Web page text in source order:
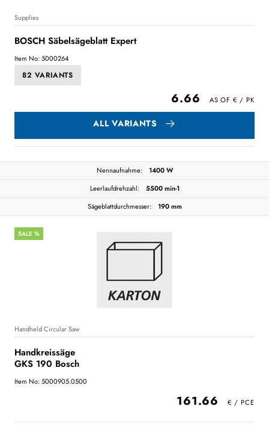
Supplies
BOSCH Säbelsägeblatt Expert
Item No: 5000264
82 VARIANTS
6.66
ALL VARIANTS
Nennaufnahme:
1400 W
Leerlaufdrehzahl:
5500 min-1
Sägeblattdurchmesser:
190 mm
SALE %
Handheld Circular Saw
Handkreissäge
GKS 190 Bosch
Item No: 5000905.0500
161.66